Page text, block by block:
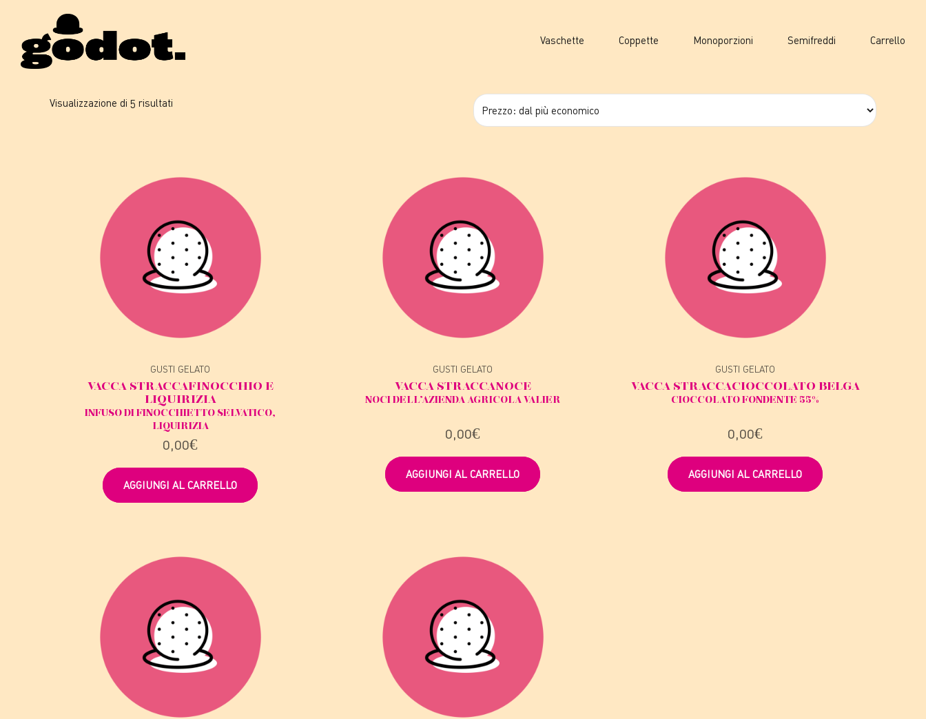
Vaschette Coppette Monoporzioni Semifreddi Carrello
Visualizzazione di 5 risultati
economico
GUSTI GELATO
VACCA STRACCAFINOCCHIO E
LIQUIRIZIA
INFUSO DI FINOCCHIETTO SELVATICO,
LIQUIRIZIA
0,00€
AGGIUNGI AL CARRELLO
GUSTI GELATO
VACCA STRACCANOCE
NOCI DELL’AZIENDA AGRICOLA VALIER
0,00€
AGGIUNGI AL CARRELLO
GUSTI GELATO
VACCA STRACCACIOCCOLATO BELGA
CIOCCOLATO FONDENTE 55%
0,00€
AGGIUNGI AL CARRELLO